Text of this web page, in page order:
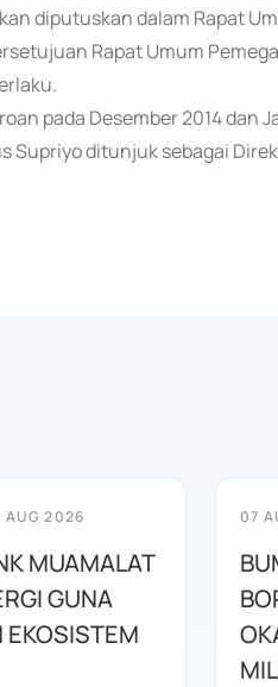
diputuskan dalam Rapat
Rapat Umum
pada Desember 2014 dan
Supriyo ditunjuk sebagai
AUG 2026
MUAMALAT
GUNA
EKOSISTEM
07